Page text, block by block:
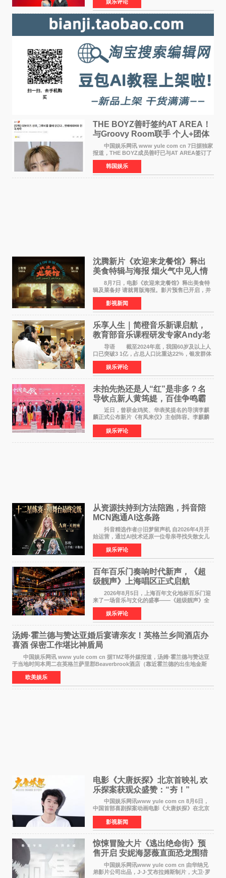
文化文史和学习委员会副主任、甘肃省政协原主
席欧阳坚率团，一
娱乐评论
THE BOYZ善旴签约AT AREA！
与Groovy Room联手 个人+团体
活动并行
中国娱乐网讯 www yule com cn 7日据独家
报道，THE BOYZ成员善旴已与AT AREA签订了
专属合约。AT AREA是由知名制作人组合
Groovy Room创立的hip-hop厂牌，旗下拥有多
位实力派音乐人，在韩
韩国娱乐
沈腾新片《欢迎来龙餐馆》释出
美食特辑与海报 烟火气中见人情
温暖
8月7日，电影《欢迎来龙餐馆》释出美食特
辑及菜备好 请就胃版海报。影片预售已开启，并
将于8月8日至10日14:00-21:00举行全国超前点
映。电影《欢迎来龙餐馆》作为战争美食喜剧大
片，讲述了中国
影视新闻
乐享人生｜简橙音乐新课启航，
教育部音乐课程研发专家Andy老
师重磅入驻领航银龄琴声
导语 截至2024年底，我国60岁及以上人
口已突破3 1亿，占总人口比重达22%，银发群体
的精神文化需求日益凸显。2024年1月，国务院办
公厅印发《关于发展银发经济增进老年人福祉的
意见》——这是
娱乐评论
未拍先热还是人“红”是非多？名
导钦点新人黄筠媞，百佳争鸣霸
气回应
近日，曾获金鸡奖、华表奖提名的导演李麒
麟正式公布新片《有凤来仪》主创阵容。李麒麟
早年凭电影《华容道》获得金鸡奖、华表奖提
名，此后长期参与国内外电影制作，其担任制片
人参与的作品亦曾
娱乐评论
从资源扶持到方法陪跑，抖音陪
MCN跑通AI这条路
抖音精选作者@旧梦留声机 自2026年4月开
始运营，通过AI技术还原一位母亲寻找失散女儿
的故事，凭借强情感表达获得大量用户关注，发
布仅21小时便获得超1亿曝光、超1000万互动。
此后，账号持续沿
娱乐评论
百年百乐门奏响时代新声，《超
级靓声》上海唱区正式启航
2026年8月5日，上海百年文化地标百乐门迎
来了一场音乐与文化的盛事——《超级靓声》全
国励志音乐公益节目上海唱区新闻发布会暨启动
仪式在此隆重举行。各界领导、嘉宾与媒体朋友
齐聚一堂，共同
娱乐评论
汤姆·霍兰德与赞达亚婚后宴请亲友！英格兰乡间酒店办
喜酒 保密工作堪比神盾局
中国娱乐网讯 www yule com cn 据TMZ等外媒报道，汤姆·霍兰德与赞达亚
于当地时间本周二在英格兰萨里郡Beaverbrook酒店（靠近霍兰德的出生地金斯
顿）举办婚宴，邀请家人与朋友们喝喜酒，庆祝
欧美娱乐
电影《大唐妖探》北京首映礼 欢
乐探案获观众盛赞：“夯！”
中国娱乐网讯www yule com cn 8月6日，
中国首部喜剧探案动画电影《大唐妖探》在北京
举办电影首映礼。导演程腾、联合导演黄珉、总
制片人曹紫建、制片人李莹莹，配音导演张喆，
对白指导程寅，领
影视新闻
惊悚冒险大片《逃出绝命街》预
售开启 安妮海瑟薇直面恐龙围猎
中国娱乐网讯www yule com cn 由华纳兄
弟影片公司出品，J·J·艾布拉姆斯制片，大卫·罗